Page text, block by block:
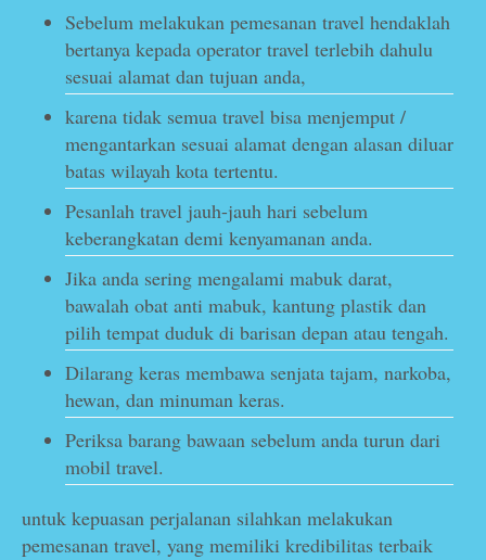
Sebelum melakukan pemesanan travel hendaklah
bertanya kepada operator travel terlebih dahulu
sesuai alamat dan tujuan anda,
karena tidak semua travel bisa menjemput /
mengantarkan sesuai alamat dengan alasan diluar
batas wilayah kota tertentu.
Pesanlah travel jauh-jauh hari sebelum
keberangkatan demi kenyamanan anda.
Jika anda sering mengalami mabuk darat,
bawalah obat anti mabuk, kantung plastik dan
pilih tempat duduk di barisan depan atau tengah.
Dilarang keras membawa senjata tajam, narkoba,
hewan, dan minuman keras.
Periksa barang bawaan sebelum anda turun dari
mobil travel.
untuk kepuasan perjalanan silahkan melakukan
pemesanan travel, yang memiliki kredibilitas terbaik